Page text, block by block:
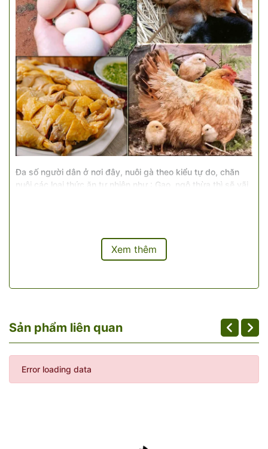
Đa số người dân ở nơi đây, nuôi gà theo kiểu tự do, chăn
nuôi các loại thức ăn tự nhiên như : Gạo, ngô thừa thì sẽ vãi
Xem thêm
Sản phẩm liên quan
Error loading data